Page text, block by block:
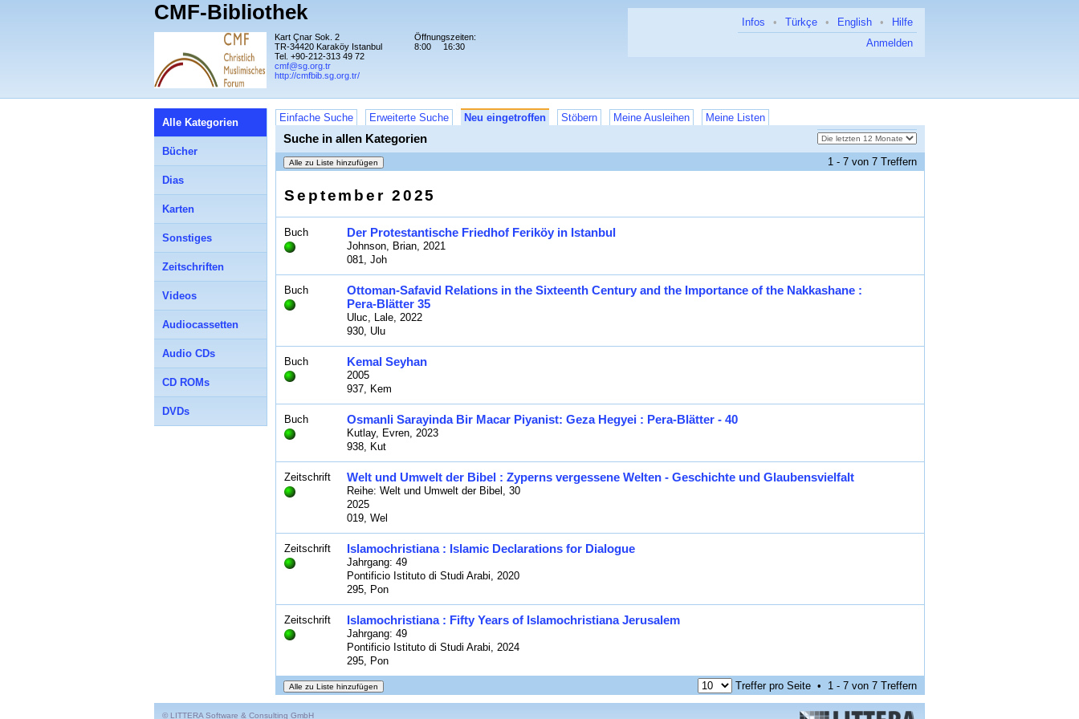
Hilfe
•
English
•
Türkçe
•
Infos
Anmelden
CMF-Bibliothek
Kart Çnar Sok. 2
TR-34420 Karaköy Istanbul
Tel. +90-212-313 49 72
cmf@sg.org.tr
http://cmfbib.sg.org.tr/
Öffnungszeiten:
8:00
16:30
Einfache Suche Erweiterte Suche Neu eingetroffen Stöbern Meine Ausleihen Meine Listen
Suche in allen Kategorien
1 - 7 von 7 Treffern
September 2025
Buch Der Protestantische Friedhof Feriköy in Istanbul
Johnson, Brian, 2021
081, Joh
Buch
Ottoman-Safavid Relations in the Sixteenth Century and the Importance of the Nakkashane :
Pera-Blätter 35
Uluc, Lale, 2022
930, Ulu
Buch Kemal Seyhan
2005
937, Kem
Buch Osmanli Sarayinda Bir Macar Piyanist: Geza Hegyei : Pera-Blätter - 40
Kutlay, Evren, 2023
938, Kut
Zeitschrift Welt und Umwelt der Bibel : Zyperns vergessene Welten - Geschichte und Glaubensvielfalt
Reihe: Welt und Umwelt der Bibel, 30
2025
019, Wel
Zeitschrift Islamochristiana : Islamic Declarations for Dialogue
Jahrgang: 49
Pontificio Istituto di Studi Arabi, 2020
295, Pon
Zeitschrift Islamochristiana : Fifty Years of Islamochristiana Jerusalem
Jahrgang: 49
Pontificio Istituto di Studi Arabi, 2024
295, Pon
Treffer pro Seite • 1 - 7 von 7 Treffern
Alle Kategorien
Bücher
Dias
Karten
Sonstiges
Zeitschriften
Videos
Audiocassetten
Audio CDs
CD ROMs
DVDs
© LITTERA Software & Consulting GmbH